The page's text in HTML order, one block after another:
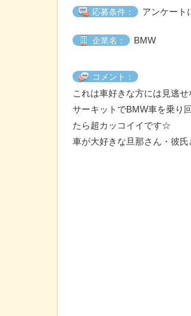
応募条件： アンケート
企業名： BMW
コメント：
これは車好きな方には見逃
サーキットでBMW車を乗り
たら超カッコイイです☆
車が大好きな旦那さん・彼